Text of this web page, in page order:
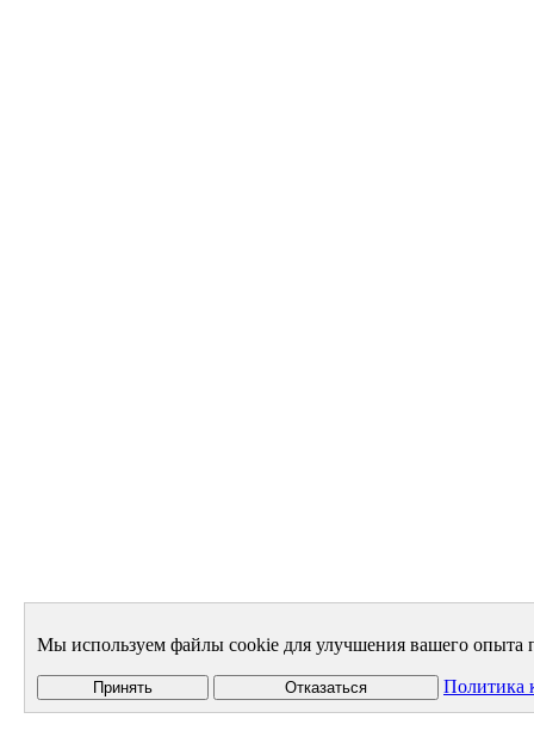
Мы используем файлы cookie для улучшения вашего опыта
Принять Отказаться Политика